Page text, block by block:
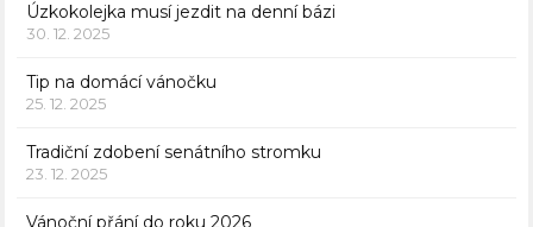
Úzkokolejka musí jezdit na denní bázi
30. 12. 2025
Tip na domácí vánočku
25. 12. 2025
Tradiční zdobení senátního stromku
23. 12. 2025